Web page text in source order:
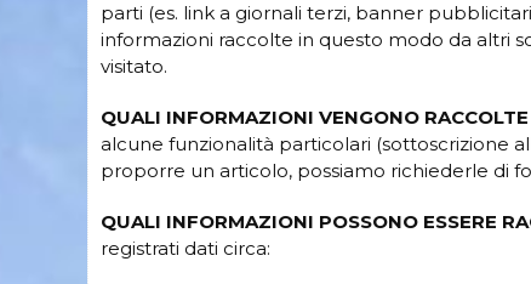
parti (es. link a giornali terzi, banner
informazioni raccolte in questo modo da altri
visitato.
QUALI INFORMAZIONI VENGONO
alcune funzionalità particolari (sottoscrizione
proporre un articolo, possiamo richiederle di
QUALI INFORMAZIONI POSSONO ESSERE
registrati dati circa: